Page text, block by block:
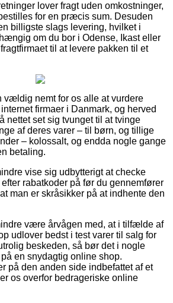
lover fragt uden omkostninger,
for en præcis sum. Desuden
billigste slags levering, hvilket i
om du bor i Odense, Ikast eller
til at levere pakken til et
vældig nemt for os alle at vurdere
firmaer i Danmark, og herved
nettet set sig tvunget til at tvinge
af deres varer – til børn, og tillige
– kolossalt, og endda nogle gange
betaling.
vise sig udbytterigt at checke
rabatkoder på før du gennemfører
man er skråsikker på at indhente den
være årvågen med, at i tilfælde af
udlover bedst i test varer til salg for
beskeden, så bør det i nogle
en snydagtig online shop.
på den anden side indbefattet af et
os overfor bedrageriske online